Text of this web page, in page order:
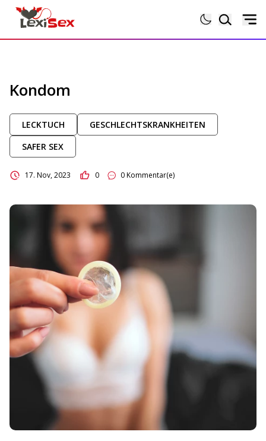
Testberichte
Sexgeschichten
Kondom
LECKTUCH
GESCHLECHTSKRANKHEITEN
SAFER SEX
17. Nov, 2023 0 0 Kommentar(e)